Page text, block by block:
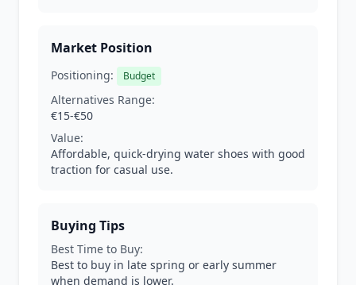
Market Position
Positioning: Budget
Alternatives Range:
€15-€50
Value:
Affordable, quick-drying water shoes with good
traction for casual use.
Buying Tips
Best Time to Buy:
Best to buy in late spring or early summer
when demand is lower.